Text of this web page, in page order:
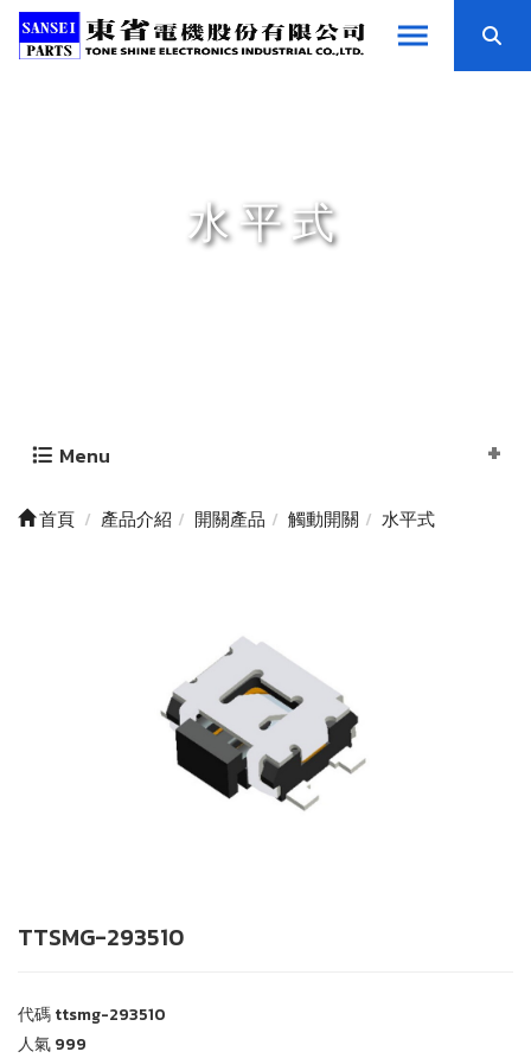
水平式
Menu
首頁 產品介紹 開關產品 觸動開關 水平式
TTSMG-293510
代碼ttsmg-293510
人氣999